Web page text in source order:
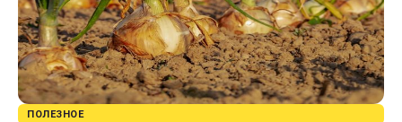
ПОЛЕЗНОЕ